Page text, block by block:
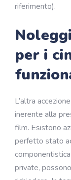
riferimento).
per i
L’altra
inerente alla
film. Esistono
perfetto stato
private,